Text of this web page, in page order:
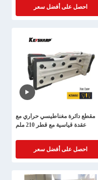
احصل على أفضل سعر
مقطع دائرة مغناطيسي حراري مع
عقدة قياسية مع قطر 210 ملم
احصل على أفضل سعر